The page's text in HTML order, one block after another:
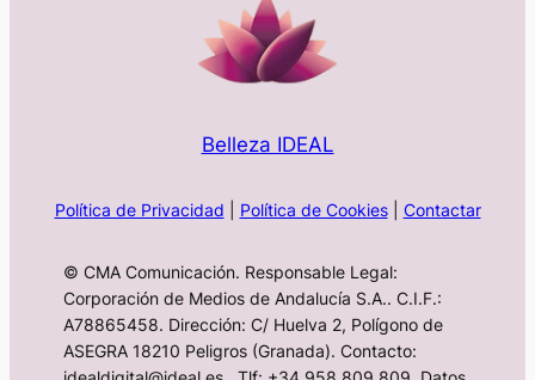
Belleza IDEAL
Política de Privacidad Política de Cookies| Contactar
© CMA Comunicación. Responsable Legal:
Corporación de Medios de Andalucía S.A.. C.I.F.:
A78865458. Dirección: C/ Huelva 2, Polígono de
ASEGRA 18210 Peligros (Granada). Contacto: